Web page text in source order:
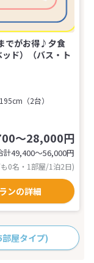
でがお得♪夕食
ド）（バス・ト
（2台）
～28,000円
計49,400〜56,000円
0名・1部屋/1泊2日)
ンの詳細
屋タイプ)